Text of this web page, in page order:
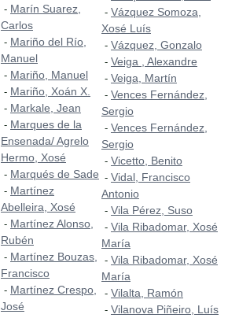
- Marín Suarez,
Carlos
- Mariño del Río,
Manuel
- Mariño, Manuel
- Mariño, Xoán X.
- Markale, Jean
- Marques de la
Ensenada/ Agrelo
Hermo, Xosé
- Marqués de Sade
- Martínez
Abelleira, Xosé
- Martínez Alonso,
Rubén
- Martínez Bouzas,
Francisco
- Martínez Crespo,
José
- Vázquez Somoza,
Xosé Luís
- Vázquez, Gonzalo
- Veiga , Alexandre
- Veiga, Martín
- Vences Fernández,
Sergio
- Vences Fernández,
Sergio
- Vicetto, Benito
- Vidal, Francisco
Antonio
- Vila Pérez, Suso
- Vila Ribadomar, Xosé
María
- Vila Ribadomar, Xosé
María
- Vilalta, Ramón
- Vilanova Piñeiro, Luís